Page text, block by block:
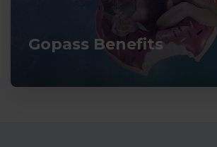
Gopass Benefits